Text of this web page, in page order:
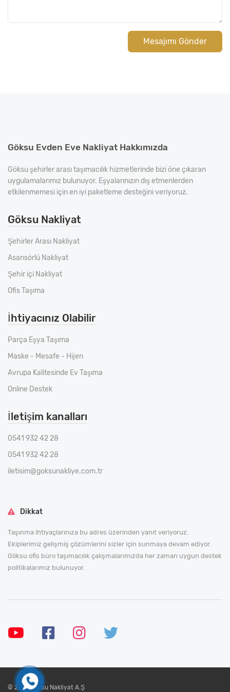
Mesajımı Gönder
Göksu Evden Eve Nakliyat Hakkımızda
Göksu şehirler arası taşımacılık hizmetlerinde bizi öne çıkaran
uygulamalarımız bulunuyor. Eşyalarınızın dış etmenlerden
etkilenmemesi için en iyi paketleme desteğini veriyoruz.
Göksu Nakliyat
Şehirler Arası Nakliyat
Asansörlü Nakliyat
Şehir içi Nakliyat
Ofis Taşıma
İhtiyacınız Olabilir
Parça Eşya Taşıma
Maske - Mesafe - Hijen
Avrupa Kalitesinde Ev Taşıma
Online Destek
İletişim kanalları
0541 932 42 28
0541 932 42 28
iletisim@goksunakliye.com.tr
Dikkat
Taşınma ihtiyaçlarınıza bu adres üzerinden yanıt veriyoruz.
Ekiplerimiz gelişmiş çözümlerini sizler için sunmaya devam ediyor.
Göksu ofis büro taşımacılık çalışmalarımızda her zaman uygun destek
politikalarımız bulunuyor.
© 2024 Göksu Nakliyat A.Ş